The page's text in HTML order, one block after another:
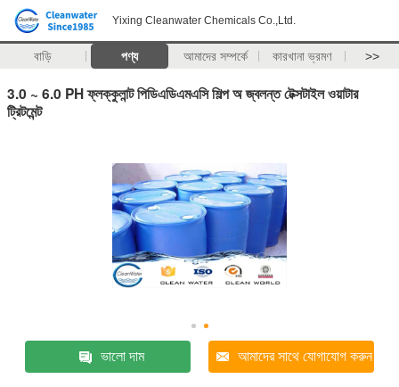
Yixing Cleanwater Chemicals Co.,Ltd.
বাড়ি পণ্য আমাদের সম্পর্কে কারখানা ভ্রমণ >>
3.0 ~ 6.0 PH ফ্লক্কুলান্ট পিডিএডিএমএসি শিল্প অ জ্বলন্ত টেক্সটাইল ওয়াটার
ট্রিটমেন্ট
ভালো দাম আমাদের সাথে যোগাযোগ করুন